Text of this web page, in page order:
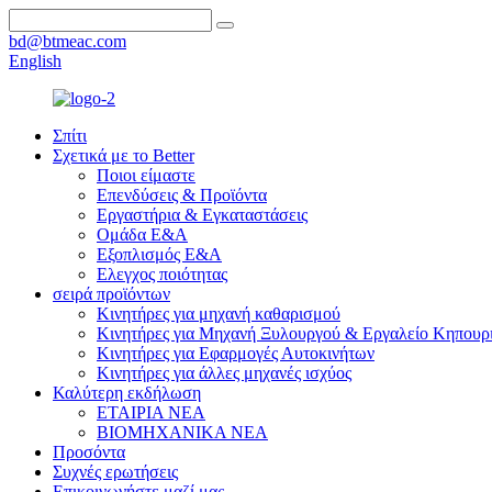
bd@btmeac.com
English
Σπίτι
Σχετικά με το Better
Ποιοι είμαστε
Επενδύσεις & Προϊόντα
Εργαστήρια & Εγκαταστάσεις
Ομάδα Ε&Α
Εξοπλισμός Ε&Α
Ελεγχος ποιότητας
σειρά προϊόντων
Κινητήρες για μηχανή καθαρισμού
Κινητήρες για Μηχανή Ξυλουργού & Εργαλείο
Κινητήρες για Εφαρμογές Αυτοκινήτων
Κινητήρες για άλλες μηχανές ισχύος
Καλύτερη εκδήλωση
ΕΤΑΙΡΙΑ ΝΕΑ
ΒΙΟΜΗΧΑΝΙΚΑ ΝΕΑ
Προσόντα
Συχνές ερωτήσεις